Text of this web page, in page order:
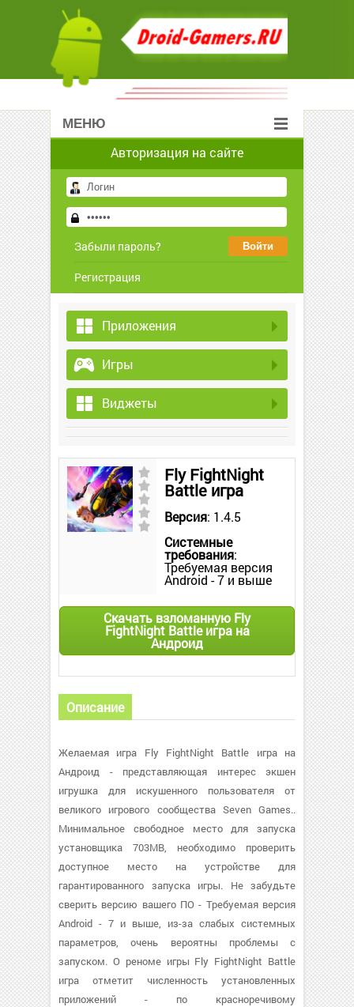
МЕНЮ
Авторизация на сайте
Забыли пароль?
Регистрация
Приложения
Игры
Виджеты
Fly FightNight
Battle игра
Версия: 1.4.5
Системные
требования:
Требуемая версия
Android - 7 и выше
Скачать взломанную Fly
FightNight Battle игра на
Андроид
Описание
Желаемая игра Fly FightNight Battle игра на
Андроид - представляющая интерес экшен
игрушка для искушенного пользователя от
великого игрового сообщества Seven Games..
Минимальное свободное место для запуска
установщика 703MB, необходимо проверить
доступное место на устройстве для
гарантированного запуска игры. Не забудьте
сверить версию вашего ПО - Требуемая версия
Android - 7 и выше, из-за слабых системных
параметров, очень вероятны проблемы с
запуском. О реноме игры Fly FightNight Battle
игра отметит численность установленных
приложений - по красноречивому